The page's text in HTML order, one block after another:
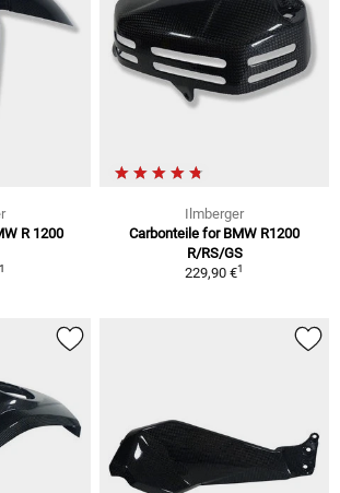
R 1200
1
Ilmberger
Carbonteile for BMW R1200
R/RS/GS
229,90 €1